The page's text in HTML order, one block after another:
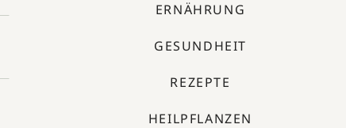
ERNÄHRUNG
GESUNDHEIT
REZEPTE
HEILPFLANZEN